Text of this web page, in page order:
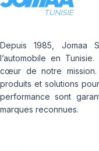
Depuis 1985, Jomaa
l’automobile en
cœur de notre
produits et solutions
performance sont
marques reconnues.